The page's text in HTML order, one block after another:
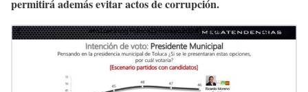
permitirá además evitar actos de corrupción.